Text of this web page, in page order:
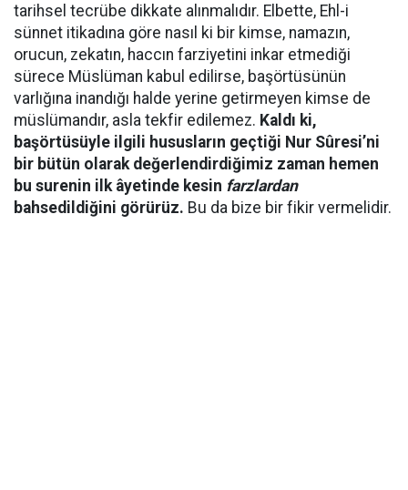
tarihsel tecrübe dikkate alınmalıdır. Elbette, Ehl-i
sünnet itikadına göre nasıl ki bir kimse, namazın,
orucun, zekatın, haccın farziyetini inkar etmediği
sürece Müslüman kabul edilirse, başörtüsünün
varlığına inandığı halde yerine getirmeyen kimse de
müslümandır, asla tekfir edilemez. Kaldı ki,
başörtüsüyle ilgili hususların geçtiği Nur Sûresi’ni
bir bütün olarak değerlendirdiğimiz zaman hemen
bu surenin ilk âyetinde kesin farzlardan
bahsedildiğini görürüz. Bu da bize bir fikir vermelidir.